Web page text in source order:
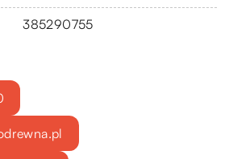
385290755